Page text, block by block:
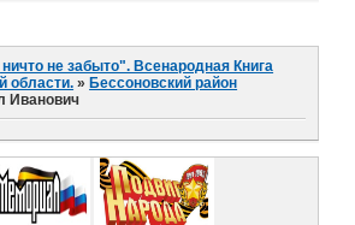
не забыто". Всенародная Книга
области. » Бессоновский район
Иванович